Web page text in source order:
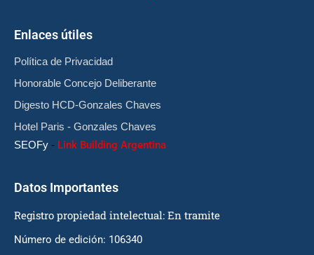
Enlaces útiles
Política de Privacidad
Honorable Concejo Deliberante
Digesto HCD-Gonzales Chaves
Hotel Paris - Gonzales Chaves
SEOFy - Link Building Argentina
Datos Importantes
Registro propiedad intelectual: En tramite
Número de edición: 106340